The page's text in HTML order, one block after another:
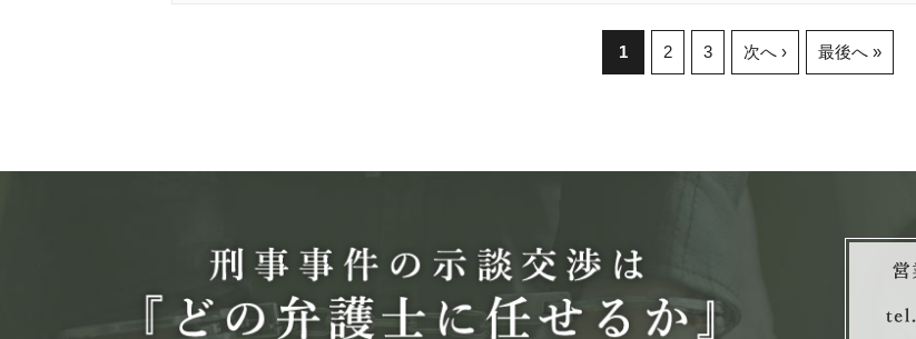
1 2 3 次へ › 最後へ »